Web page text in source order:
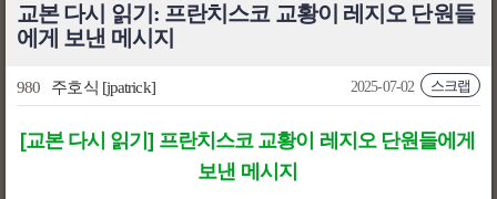
교본 다시 읽기: 프란치스코 교황이 레지오 단원들
에게 보낸 메시지
980 주호식 [jpatrick] 스크랩
2025-07-02
[교본 다시 읽기] 프란치스코 교황이 레지오 단원들에게
보낸 메시지